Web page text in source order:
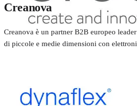
Creanova
Creanova è un partner B2B europeo
di piccole e medie dimensioni con